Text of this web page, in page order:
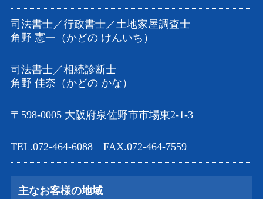
司法書士／行政書士／土地家屋調査士
角野 憲一（かどの けんいち）
司法書士／相続診断士
角野 佳奈（かどの かな）
〒598-0005 大阪府泉佐野市市場東2-1-3
TEL.072-464-6088 FAX.072-464-7559
主なお客様の地域